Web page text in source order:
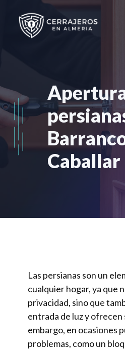
contenido
Caballar
Las persianas son un
cualquier hogar, ya que
privacidad, sino que
entrada de luz y ofrecen
embargo, en ocasiones
problemas, como un